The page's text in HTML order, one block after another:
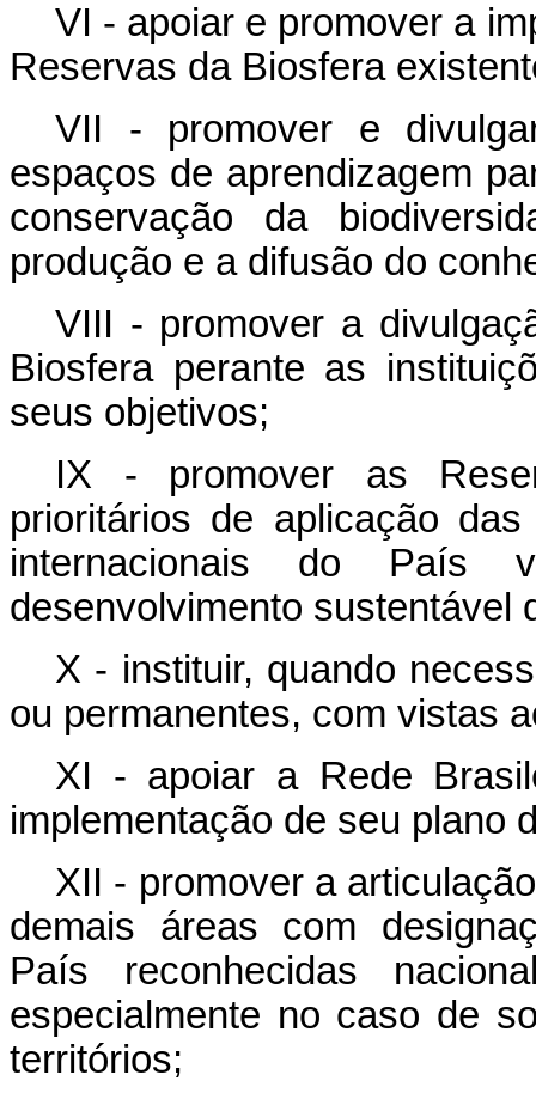
VI - apoiar e promover a
Reservas da Biosfera
VII - promover e
espaços de aprendizagem
conservação da
produção e a difusão do
VIII - promover a
Biosfera perante as
seus objetivos;
IX - promover as
prioritários de aplicação
internacionais do País
desenvolvimento sustentável
X - instituir, quando
ou permanentes, com vistas
XI - apoiar a Rede
implementação de seu plano
XII - promover a
demais áreas com
País reconhecidas
especialmente no caso de
territórios;